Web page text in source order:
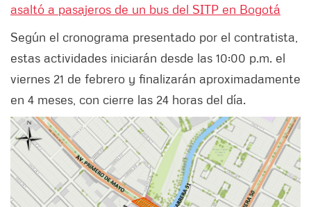
asaltó a pasajeros de un bus del SITP en Bogotá
Según el cronograma presentado por el contratista,
estas actividades iniciarán desde las 10:00 p.m. el
viernes 21 de febrero y finalizarán aproximadamente
en 4 meses, con cierre las 24 horas del día.